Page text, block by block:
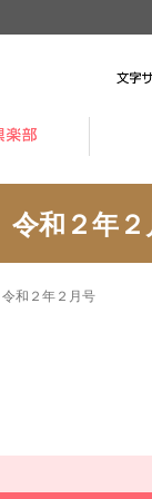
和２年２
和２年２月号